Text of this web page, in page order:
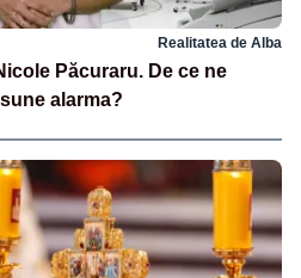
Realitatea de Alba
Păcuraru. De ce ne
alarma?